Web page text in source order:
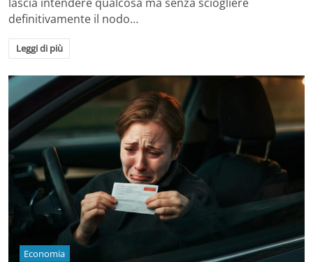
definitivamente il nodo…
Leggi di più
Economia